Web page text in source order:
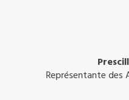
Représentante des